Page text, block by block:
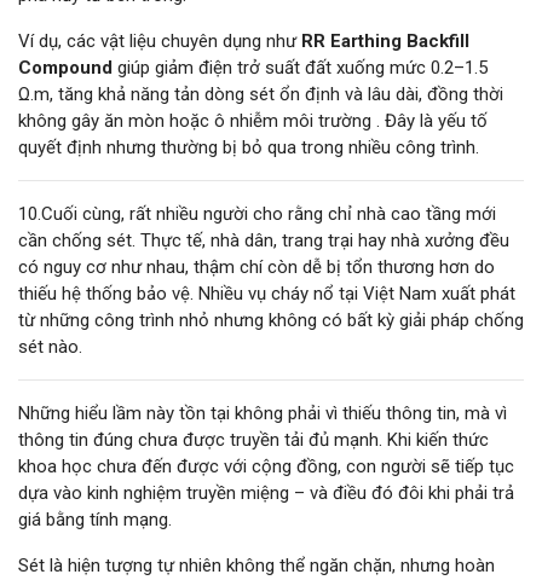
Ví dụ, các vật liệu chuyên dụng như RR Earthing Backfill
Compound giúp giảm điện trở suất đất xuống mức 0.2–1.5
Ω.m, tăng khả năng tản dòng sét ổn định và lâu dài, đồng thời
không gây ăn mòn hoặc ô nhiễm môi trường . Đây là yếu tố
quyết định nhưng thường bị bỏ qua trong nhiều công trình.
10.Cuối cùng, rất nhiều người cho rằng chỉ nhà cao tầng mới
cần chống sét. Thực tế, nhà dân, trang trại hay nhà xưởng đều
có nguy cơ như nhau, thậm chí còn dễ bị tổn thương hơn do
thiếu hệ thống bảo vệ. Nhiều vụ cháy nổ tại Việt Nam xuất phát
từ những công trình nhỏ nhưng không có bất kỳ giải pháp chống
sét nào.
Những hiểu lầm này tồn tại không phải vì thiếu thông tin, mà vì
thông tin đúng chưa được truyền tải đủ mạnh. Khi kiến thức
khoa học chưa đến được với cộng đồng, con người sẽ tiếp tục
dựa vào kinh nghiệm truyền miệng – và điều đó đôi khi phải trả
giá bằng tính mạng.
Sét là hiện tượng tự nhiên không thể ngăn chặn, nhưng hoàn